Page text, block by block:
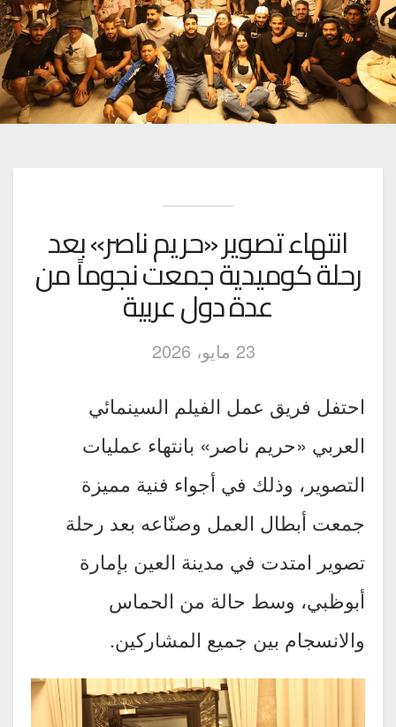
انتهاء تصوير «حريم ناصر» بعد
رحلة كوميدية جمعت نجوماً من
عدة دول عربية
23 مايو، 2026
احتفل فريق عمل الفيلم السينمائي
العربي «حريم ناصر» بانتهاء عمليات
التصوير، وذلك في أجواء فنية مميزة
جمعت أبطال العمل وصنّاعه بعد رحلة
تصوير امتدت في مدينة العين بإمارة
أبوظبي، وسط حالة من الحماس
والانسجام بين جميع المشاركين.